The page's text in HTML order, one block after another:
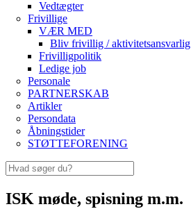
Vedtægter
Frivillige
VÆR MED
Bliv frivillig / aktivitetsansvarlig
Frivilligpolitik
Ledige job
Personale
PARTNERSKAB
Artikler
Persondata
Åbningstider
STØTTEFORENING
ISK møde, spisning m.m.